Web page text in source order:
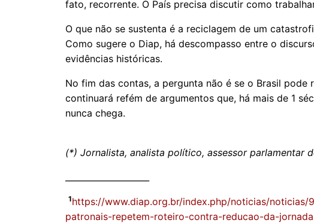
fato, recorrente. O País precisa discutir como
O que não se sustenta é a reciclagem de um
Como sugere o Diap, há descompasso entre o
evidências históricas.
No fim das contas, a pergunta não é se o Brasil pode
continuará refém de argumentos que, há mais de 1
nunca chega.
(*) Jornalista, analista político, assessor parlamentar
1https://www.diap.org.br/index.php/noticias/
patronais-repetem-roteiro-contra-reducao-da-